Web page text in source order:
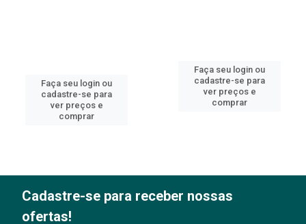
Faça seu login ou
cadastre-se para
ver preços e
comprar
Faça seu login ou
cadastre-se para
ver preços e
comprar
Cadastre-se para receber nossas
ofertas!